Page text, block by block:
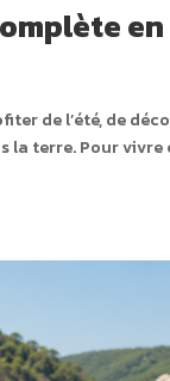
de l’été, de
terre. Pour